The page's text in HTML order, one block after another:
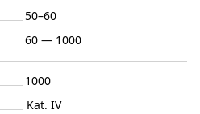
50–60
60 — 1000
1000
Kat. IV